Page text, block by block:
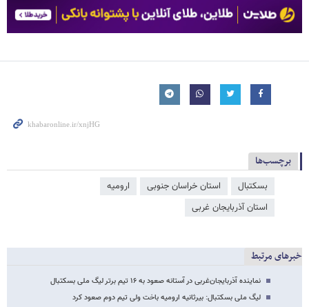
برچسب‌ها
بسکتبال استان خراسان جنوبی
ارومیه
استان آذربایجان غربی
خبرهای مرتبط
نماینده آذربایجان‌غربی در آستانه صعود به ۱۶ تیم برتر لیگ ملی بسکتبال
لیگ ملی بسکتبال: بیرثانیه ارومیه باخت ولی تیم دوم صعود کرد